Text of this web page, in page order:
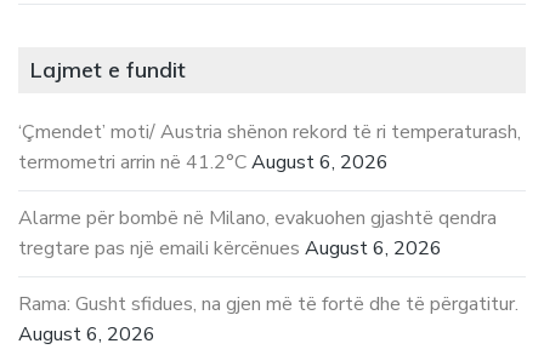
Lajmet e fundit
‘Çmendet’ moti/ Austria shënon rekord të ri temperaturash,
termometri arrin në 41.2°CAugust 6, 2026
Alarme për bombë në Milano, evakuohen gjashtë qendra
tregtare pas një emaili kërcënues August 6, 2026
Rama: Gusht sfidues, na gjen më të fortë dhe të përgatitur.
August 6, 2026